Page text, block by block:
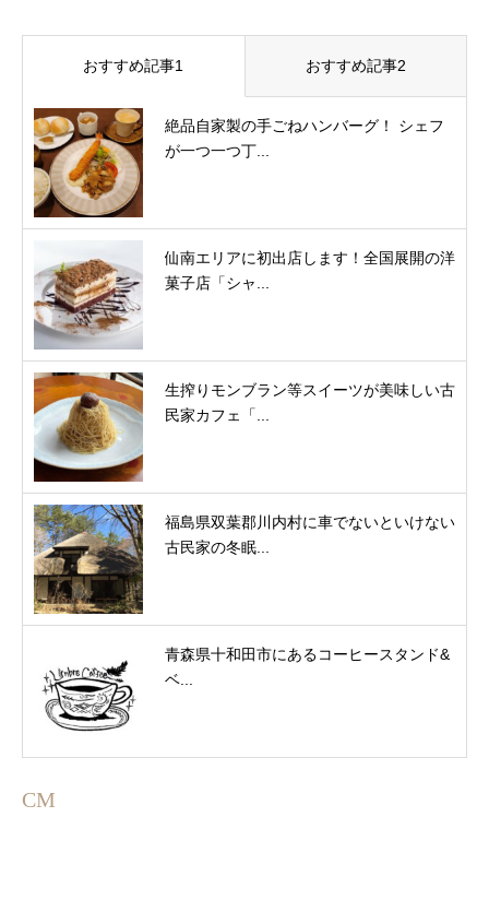
おすすめ記事1 おすすめ記事2
絶品自家製の手ごねハンバーグ！ シェフ
が一つ一つ丁...
仙南エリアに初出店します！全国展開の洋
菓子店「シャ...
生搾りモンブラン等スイーツが美味しい古
民家カフェ「...
福島県双葉郡川内村に車でないといけない
古民家の冬眠...
青森県十和田市にあるコーヒースタンド&
ベ...
CM